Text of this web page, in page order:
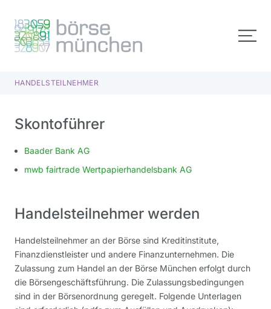
HANDELSTEILNEHMER
Skontoführer
Baader Bank AG
mwb fairtrade Wertpapierhandelsbank AG
Handelsteilnehmer werden
Handelsteilnehmer an der Börse sind Kreditinstitute,
Finanzdienstleister und andere Finanzunternehmen. Die
Zulassung zum Handel an der Börse München erfolgt durch
die Börsengeschäftsführung. Die Zulassungsbedingungen
sind in der Börsenordnung geregelt. Folgende Unterlagen